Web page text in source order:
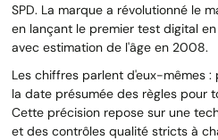
SPD. La marque a révolutionné le
en lançant le premier test digital
avec estimation de l'âge en 2008.
Les chiffres parlent d'eux-mêmes
la date présumée des règles pour
Cette précision repose sur une
et des contrôles qualité stricts à